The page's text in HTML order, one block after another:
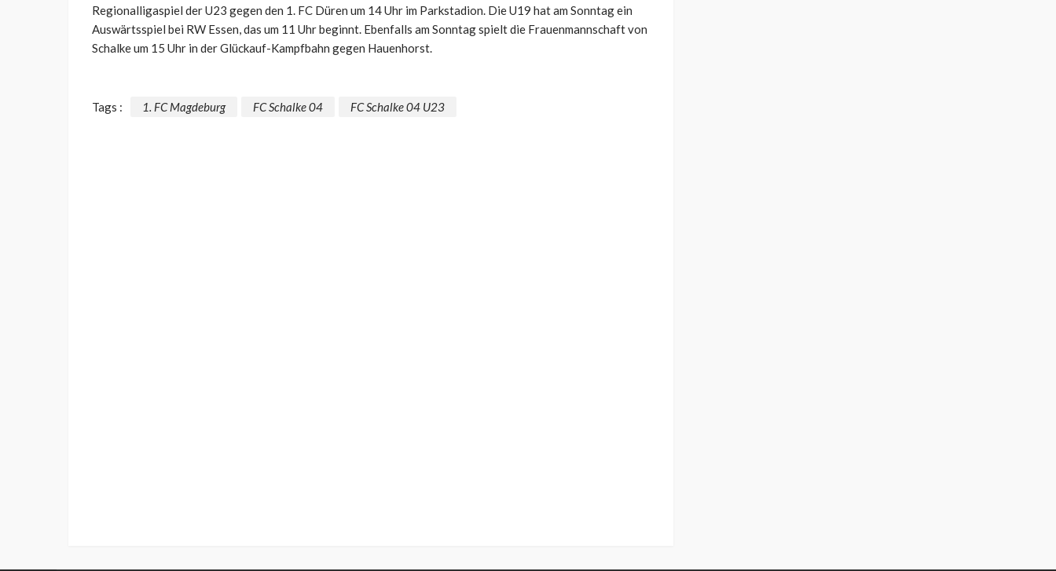
Regionalligaspiel der U23 gegen den 1. FC Düren um 14 Uhr im Parkstadion. Die U19 hat am Sonntag ein
Auswärtsspiel bei RW Essen, das um 11 Uhr beginnt. Ebenfalls am Sonntag spielt die Frauenmannschaft von
Schalke um 15 Uhr in der Glückauf-Kampfbahn gegen Hauenhorst.
Tags : 1. FC Magdeburg FC Schalke 04 FC Schalke 04 U23